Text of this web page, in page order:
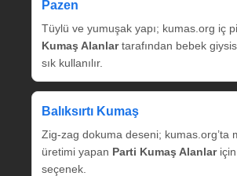
Pazen
Tüylü ve yumuşak yapı; kumas.org iç
Kumaş Alanlartarafından bebek
sık kullanılır.
Balıksırtı Kumaş
Zig‑zag dokuma deseni; kumas.org’ta
üretimi yapan Parti Kumaş Alanlariçin
seçenek.